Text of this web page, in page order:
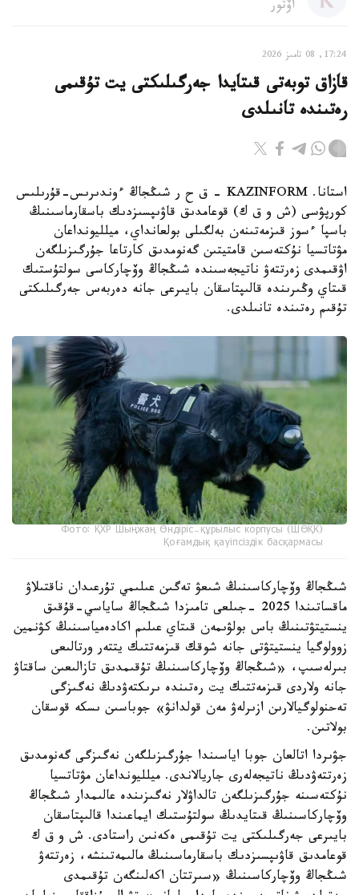
اۆتور
17:24, 08 تامىز 2026
قازاق توبەتى قىتايدا جەرگىلىكتى يت تۇقىمى
رەتىندە تانىلدى
استانا. KAZINFORM – ق ح ر شىڭجاڭ ءوندىرىس-قۇرىلىس
كورپۋسى (ش و ق ك) قوعامدىق قاۋىپسىزدىك باسقارماسىنىڭ
باسپا ءسوز قىزمەتىنەن بەلگىلى بولعانداي، ميلليونداعان
مۋتاتسيا نۇكتەسىن قامتيتىن گەنومدىق كارتاعا جۇرگىزىلگەن
اۋقىمدى زەرتتەۋ ناتيجەسىندە شىڭجاڭ وۆچاركاسى سولتۇستىك
قىتاي وڭىرىندە قالىپتاسقان بايىرعى جانە دەربەس جەرگىلىكتى
تۇقىم رەتىندە تانىلدى.
Фото: ҚХР Шыңжаң Өндіріс-құрылыс корпусы (ШӨҚК)
Қоғамдық қауіпсіздік басқармасы
شىڭجاڭ وۆچاركاسىنىڭ شىعۋ تەگىن عىلىمي تۇرعىدان ناقتىلاۋ
ماقساتىندا 2025 -جىلعى تامىزدا شىڭجاڭ ساياسي-قۇقىق
ينستيتۋتىنىڭ باس بولۋىمەن قىتاي عىلىم اكادەمياسىنىڭ كۋنمين
زوولوگيا ينستيتۋتى جانە شوقك قىزمەتتىك يتتەر ورتالىعى
بىرلەسىپ، «شىڭجاڭ وۆچاركاسىنىڭ تۇقىمدىق تازالىعىن ساقتاۋ
جانە ولاردى قىزمەتتىك يت رەتىندە ىرىكتەۋدىڭ نەگىزگى
تەحنولوگيالارىن ازىرلەۋ مەن قولدانۋ» جوباسىن ىسكە قوسقان
بولاتىن.
جۋىردا اتالعان جوبا اياسىندا جۇرگىزىلگەن نەگىزگى گەنومدىق
زەرتتەۋدىڭ ناتيجەلەرى جاريالاندى. ميلليونداعان مۋتاتسيا
نۇكتەسىنە جۇرگىزىلگەن تالداۋلار نەگىزىندە عالىمدار شىڭجاڭ
وۆچاركاسىنىڭ قىتايدىڭ سولتۇستىك ايماعىندا قالىپتاسقان
بايىرعى جەرگىلىكتى يت تۇقىمى ەكەنىن راستادى. ش و ق ك
قوعامدىق قاۋىپسىزدىك باسقارماسىنىڭ مالىمەتىنشە، زەرتتەۋ
شىڭجاڭ وۆچاركاسىنىڭ «سىرتتان اكەلىنگەن تۇقىمدى